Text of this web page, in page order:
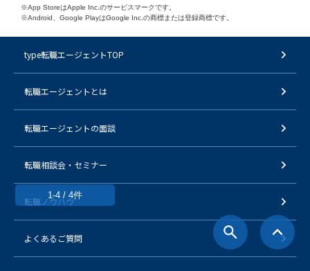
1-4 / 4件
※App StoreはApple Inc.のサービスマークです。
※Android、Google PlayはGoogle Inc.の商標または登録商標です。
type転職エージェントTOP
転職エージェントとは
転職エージェントの面談
転職相談会・セミナー
転職ノウハウ
よくあるご質問